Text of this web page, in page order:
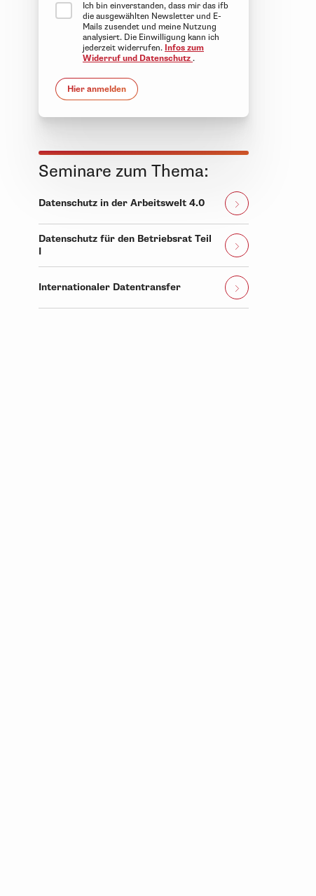
Ich bin einverstanden, dass mir das ifb
die ausgewählten Newsletter und E-
Mails zusendet und meine Nutzung
analysiert. Die Einwilligung kann ich
jederzeit widerrufen. Infos zum
Widerruf und Datenschutz .
Hier anmelden
Seminare zum Thema:
Datenschutz in der Arbeitswelt 4.0
Datenschutz für den Betriebsrat Teil
I
Internationaler Datentransfer